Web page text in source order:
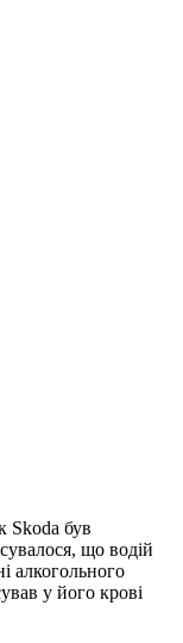
Skoda був
що водій
алкогольного
у його крові